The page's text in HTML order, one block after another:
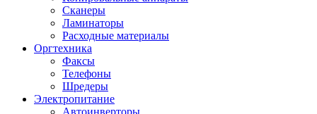
Сканеры
Ламинаторы
Расходные материалы
Оргтехника
Факсы
Телефоны
Шредеры
Электропитание
Автоинверторы